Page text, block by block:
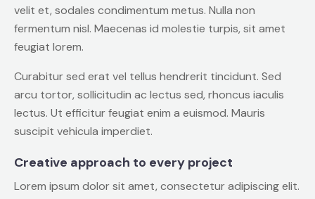
velit et, sodales condimentum metus. Nulla non
fermentum nisl. Maecenas id molestie turpis, sit amet
feugiat lorem.
Curabitur sed erat vel tellus hendrerit tincidunt. Sed
arcu tortor, sollicitudin ac lectus sed, rhoncus iaculis
lectus. Ut efficitur feugiat enim a euismod. Mauris
suscipit vehicula imperdiet.
Creative approach to every project
Lorem ipsum dolor sit amet, consectetur adipiscing elit.